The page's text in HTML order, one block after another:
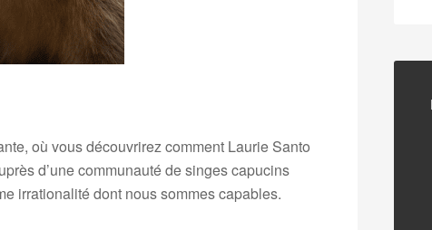
où vous découvrirez comment Laurie Santo
d’une communauté de singes capucins
irrationalité dont nous sommes capables.